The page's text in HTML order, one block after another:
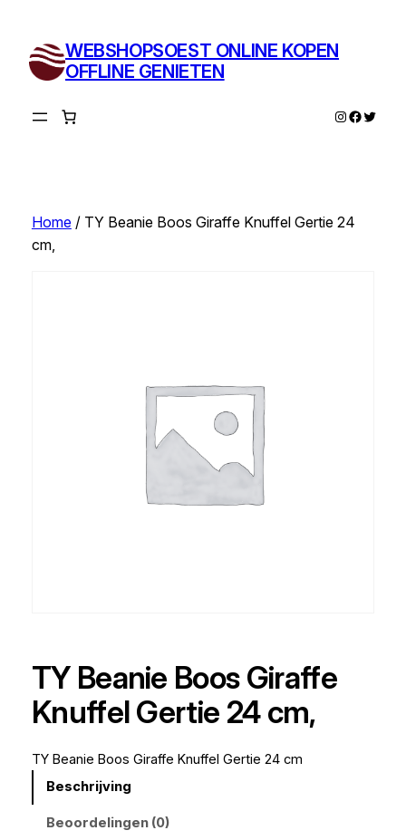
inhoud
WEBSHOPSOEST ONLINE KOPEN
OFFLINE GENIETEN
Instagram
Twitter
Home/ TY Beanie Boos Giraffe Knuffel Gertie 24
cm,
TY Beanie Boos Giraffe
Knuffel Gertie 24 cm,
TY Beanie Boos Giraffe Knuffel Gertie 24 cm
Beschrijving
Beoordelingen (0)